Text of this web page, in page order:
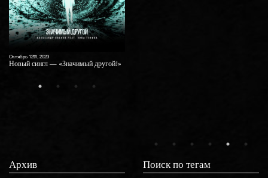
Август 6th, 2021
«Там» — новый альбом Александра
Архив Поиск по тегам